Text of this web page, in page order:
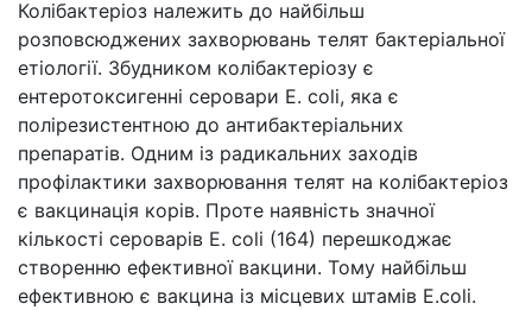
Колібактеріоз належить до найбільш
розповсюджених захворювань телят бактеріальної
етіології. Збудником колібактеріозу є
ентеротоксигенні серовари E. coli, яка є
полірезистентною до антибактеріальних
препаратів. Одним із радикальних заходів
профілактики захворювання телят на колібактеріоз
є вакцинація корів. Проте наявність значної
кількості сероварів E. coli (164) перешкоджає
створенню ефективної вакцини. Тому найбільш
ефективною є вакцина із місцевих штамів E.coli.